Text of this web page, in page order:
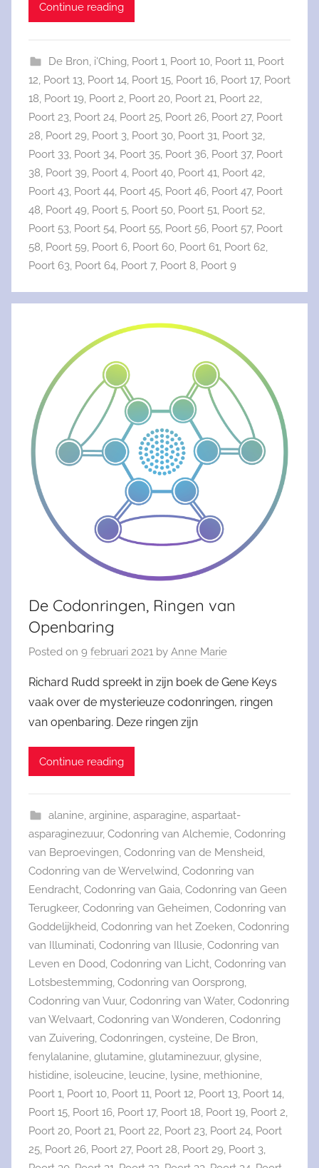
Continue reading
De Bron, i'Ching, Poort 1, Poort 10, Poort 11, Poort
12, Poort 13, Poort 14, Poort 15, Poort 16, Poort 17, Poort
18, Poort 19, Poort 2, Poort 20, Poort 21, Poort 22,
Poort 23, Poort 24, Poort 25, Poort 26, Poort 27, Poort
28, Poort 29, Poort 3, Poort 30, Poort 31, Poort 32,
Poort 33, Poort 34, Poort 35, Poort 36, Poort 37, Poort
38, Poort 39, Poort 4, Poort 40, Poort 41, Poort 42,
Poort 43, Poort 44, Poort 45, Poort 46, Poort 47, Poort
48, Poort 49, Poort 5, Poort 50, Poort 51, Poort 52,
Poort 53, Poort 54, Poort 55, Poort 56, Poort 57, Poort
58, Poort 59, Poort 6, Poort 60, Poort 61, Poort 62,
Poort 63, Poort 64, Poort 7, Poort 8, Poort 9
De Codonringen, Ringen van
Openbaring
Posted on 9 februari 2021 by Anne Marie
Richard Rudd spreekt in zijn boek de Gene Keys
vaak over de mysterieuze codonringen, ringen
van openbaring. Deze ringen zijn
Continue reading
alanine, arginine, asparagine, aspartaat-
asparaginezuur, Codonring van Alchemie, Codonring
van Beproevingen, Codonring van de Mensheid,
Codonring van de Wervelwind, Codonring van
Eendracht, Codonring van Gaia, Codonring van Geen
Terugkeer, Codonring van Geheimen, Codonring van
Goddelijkheid, Codonring van het Zoeken, Codonring
van Illuminati, Codonring van Illusie, Codonring van
Leven en Dood, Codonring van Licht, Codonring van
Lotsbestemming, Codonring van Oorsprong,
Codonring van Vuur, Codonring van Water, Codonring
van Welvaart, Codonring van Wonderen, Codonring
van Zuivering, Codonringen, cysteïne, De Bron,
fenylalanine, glutamine, glutaminezuur, glysine,
histidine, isoleucine, leucine, lysine, methionine,
Poort 1, Poort 10, Poort 11, Poort 12, Poort 13, Poort 14,
Poort 15, Poort 16, Poort 17, Poort 18, Poort 19, Poort 2,
Poort 20, Poort 21, Poort 22, Poort 23, Poort 24, Poort
25, Poort 26, Poort 27, Poort 28, Poort 29, Poort 3,